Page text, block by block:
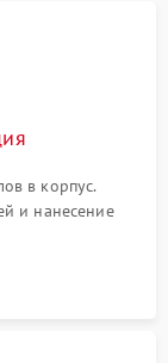
в корпус.
и нанесение
и
запотевания